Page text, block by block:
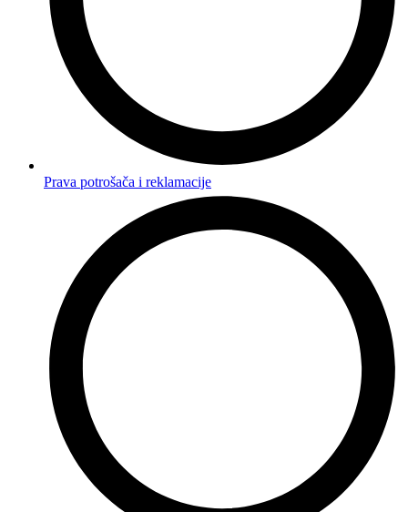
Prava potrošača i reklamacije